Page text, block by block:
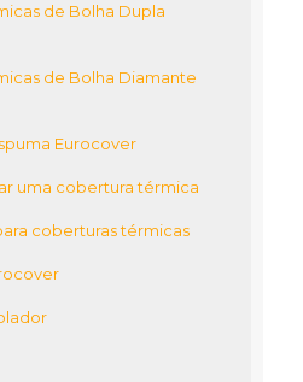
de Bolha Dupla
de Bolha Diamante
Eurocover
uma cobertura térmica
coberturas térmicas